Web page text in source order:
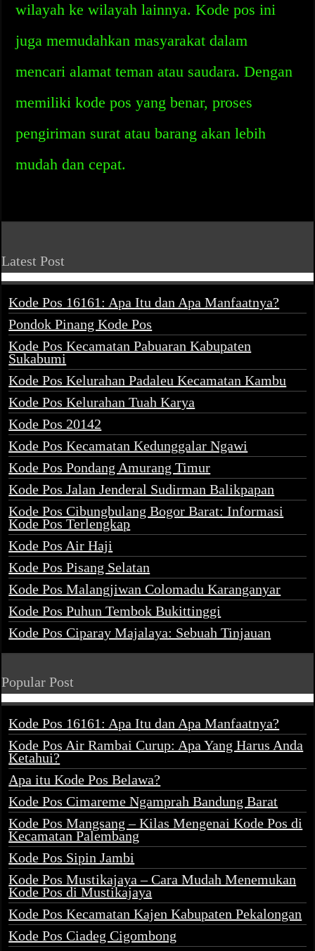
wilayah ke wilayah lainnya. Kode pos ini
juga memudahkan masyarakat dalam
mencari alamat teman atau saudara. Dengan
memiliki kode pos yang benar, proses
pengiriman surat atau barang akan lebih
mudah dan cepat.
Latest Post
Kode Pos 16161: Apa Itu dan Apa Manfaatnya?
Pondok Pinang Kode Pos
Kode Pos Kecamatan Pabuaran Kabupaten
Sukabumi
Kode Pos Kelurahan Padaleu Kecamatan Kambu
Kode Pos Kelurahan Tuah Karya
Kode Pos 20142
Kode Pos Kecamatan Kedunggalar Ngawi
Kode Pos Pondang Amurang Timur
Kode Pos Jalan Jenderal Sudirman Balikpapan
Kode Pos Cibungbulang Bogor Barat: Informasi
Kode Pos Terlengkap
Kode Pos Air Haji
Kode Pos Pisang Selatan
Kode Pos Malangjiwan Colomadu Karanganyar
Kode Pos Puhun Tembok Bukittinggi
Kode Pos Ciparay Majalaya: Sebuah Tinjauan
Popular Post
Kode Pos 16161: Apa Itu dan Apa Manfaatnya?
Kode Pos Air Rambai Curup: Apa Yang Harus Anda
Ketahui?
Apa itu Kode Pos Belawa?
Kode Pos Cimareme Ngamprah Bandung Barat
Kode Pos Mangsang – Kilas Mengenai Kode Pos di
Kecamatan Palembang
Kode Pos Sipin Jambi
Kode Pos Mustikajaya – Cara Mudah Menemukan
Kode Pos di Mustikajaya
Kode Pos Kecamatan Kajen Kabupaten Pekalongan
Kode Pos Ciadeg Cigombong